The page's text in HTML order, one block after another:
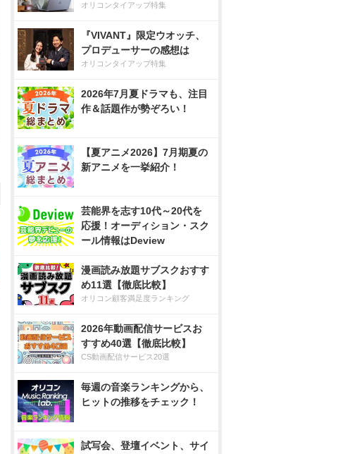
オリコンタイアップ特集
『VIVANT』限定ウオッチ、
プロデューサーの感想は
オリコンタイアップ特集
2026年7月夏ドラマも、注目
作＆話題作が勢ぞろい！
【夏アニメ2026】7月期夏の
新アニメを一挙紹介！
芸能界を志す10代～20代を
応援！オーディション・スク
ール情報はDeview
漫画読み放題サブスクおすす
め11選【徹底比較】
オリコン顧客満足度ランキング
2026年動画配信サービスお
すすめ40選【徹底比較】
CS動画配信サービス20選
毎週の音楽ランキングから、
ヒットの推移をチェック！
試写会、登壇イベント、サイ